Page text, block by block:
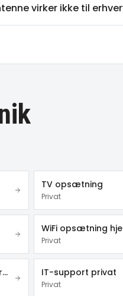
virker ikke til
TV opsætning
Privat
WiFi opsætning
Privat
Videoovervågning – privat & erhverv IT-support privat
Privat